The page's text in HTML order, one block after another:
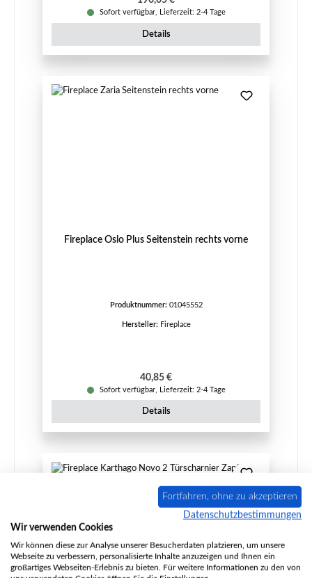
Sofort verfügbar, Lieferzeit: 2-4 Tage
Details
Fireplace Oslo Plus Seitenstein rechts vorne
Produktnummer: 01045552
Hersteller: Fireplace
Regulärer Preis:
40,85 €
Sofort verfügbar, Lieferzeit: 2-4 Tage
Details
Fortfahren, ohne zu akzeptieren
Datenschutzbestimmungen
Wir verwenden Cookies
Wir können diese zur Analyse unserer Besucherdaten platzieren, um unsere
Webseite zu verbessern, personalisierte Inhalte anzuzeigen und Ihnen ein
großartiges Webseiten-Erlebnis zu bieten. Für weitere Informationen zu den von